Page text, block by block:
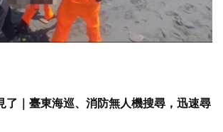
了｜臺東海巡、消防無人機搜尋，迅速尋